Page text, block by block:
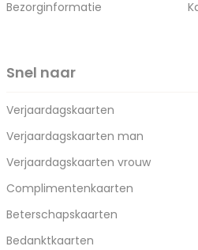
Bezorginformatie
Snel naar
Verjaardagskaarten
Verjaardagskaarten man
Verjaardagskaarten vrouw
Complimentenkaarten
Beterschapskaarten
Bedanktkaarten